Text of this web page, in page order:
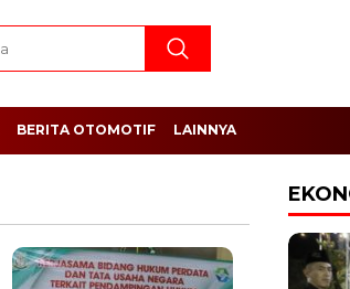
BERITA OTOMOTIF LAINNYA